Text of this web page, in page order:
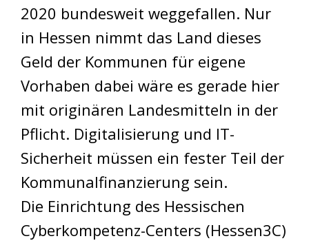
2020 bundesweit weggefallen. Nur
in Hessen nimmt das Land dieses
Geld der Kommunen für eigene
Vorhaben dabei wäre es gerade hier
mit originären Landesmitteln in der
Pflicht. Digitalisierung und IT-
Sicherheit müssen ein fester Teil der
Kommunalfinanzierung sein.
Die Einrichtung des Hessischen
Cyberkompetenz-Centers (Hessen3C)